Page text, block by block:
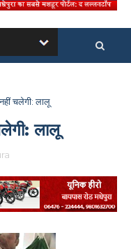
चलेगी: लालू
लालू